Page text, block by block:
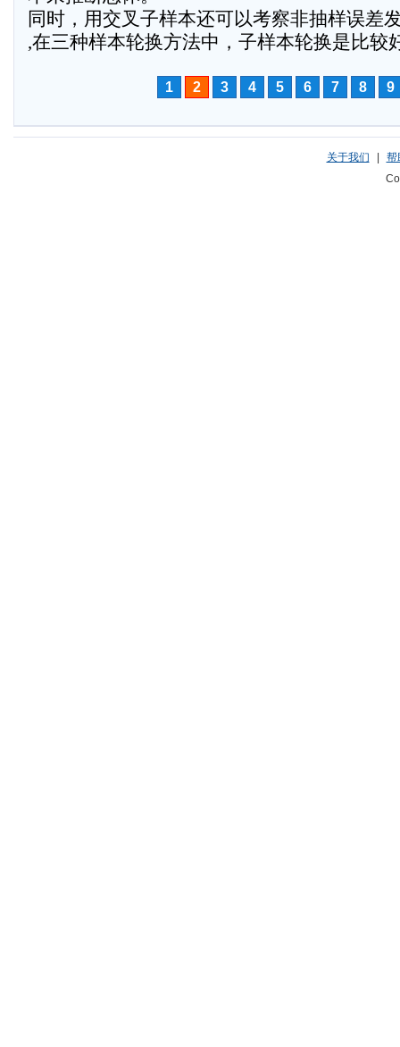
同时，用交叉子样本还可以考察非抽样误差
,在三种样本轮换方法中，子样本轮换是比较
1 2 3 4 5 6 7 8 9
关于我们
帮